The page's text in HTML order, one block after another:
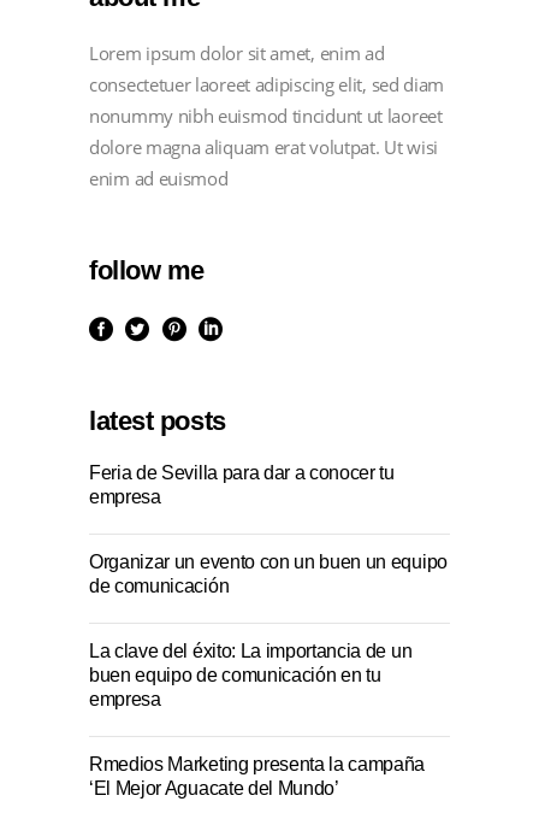
Lorem ipsum dolor sit amet, enim ad
consectetuer laoreet adipiscing elit, sed diam
nonummy nibh euismod tincidunt ut laoreet
dolore magna aliquam erat volutpat. Ut wisi
enim ad euismod
follow me
latest posts
Feria de Sevilla para dar a conocer tu
empresa
Organizar un evento con un buen un equipo
de comunicación
La clave del éxito: La importancia de un
buen equipo de comunicación en tu
empresa
Rmedios Marketing presenta la campaña
‘El Mejor Aguacate del Mundo’